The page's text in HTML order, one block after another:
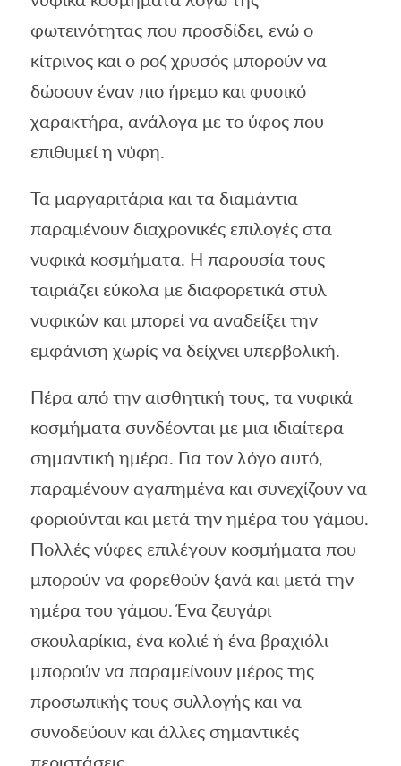
φωτεινότητας που προσδίδει, ενώ ο
κίτρινος και ο ροζ χρυσός μπορούν να
δώσουν έναν πιο ήρεμο και φυσικό
χαρακτήρα, ανάλογα με το ύφος που
επιθυμεί η νύφη.
Τα μαργαριτάρια και τα διαμάντια
παραμένουν διαχρονικές επιλογές στα
νυφικά κοσμήματα. Η παρουσία τους
ταιριάζει εύκολα με διαφορετικά στυλ
νυφικών και μπορεί να αναδείξει την
εμφάνιση χωρίς να δείχνει υπερβολική.
Πέρα από την αισθητική τους, τα νυφικά
κοσμήματα συνδέονται με μια ιδιαίτερα
σημαντική ημέρα. Για τον λόγο αυτό,
παραμένουν αγαπημένα και συνεχίζουν να
φοριούνται και μετά την ημέρα του γάμου.
Πολλές νύφες επιλέγουν κοσμήματα που
μπορούν να φορεθούν ξανά και μετά την
ημέρα του γάμου. Ένα ζευγάρι
σκουλαρίκια, ένα κολιέ ή ένα βραχιόλι
μπορούν να παραμείνουν μέρος της
προσωπικής τους συλλογής και να
συνοδεύουν και άλλες σημαντικές